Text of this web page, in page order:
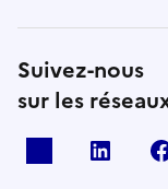
Suivez-nous
sur les